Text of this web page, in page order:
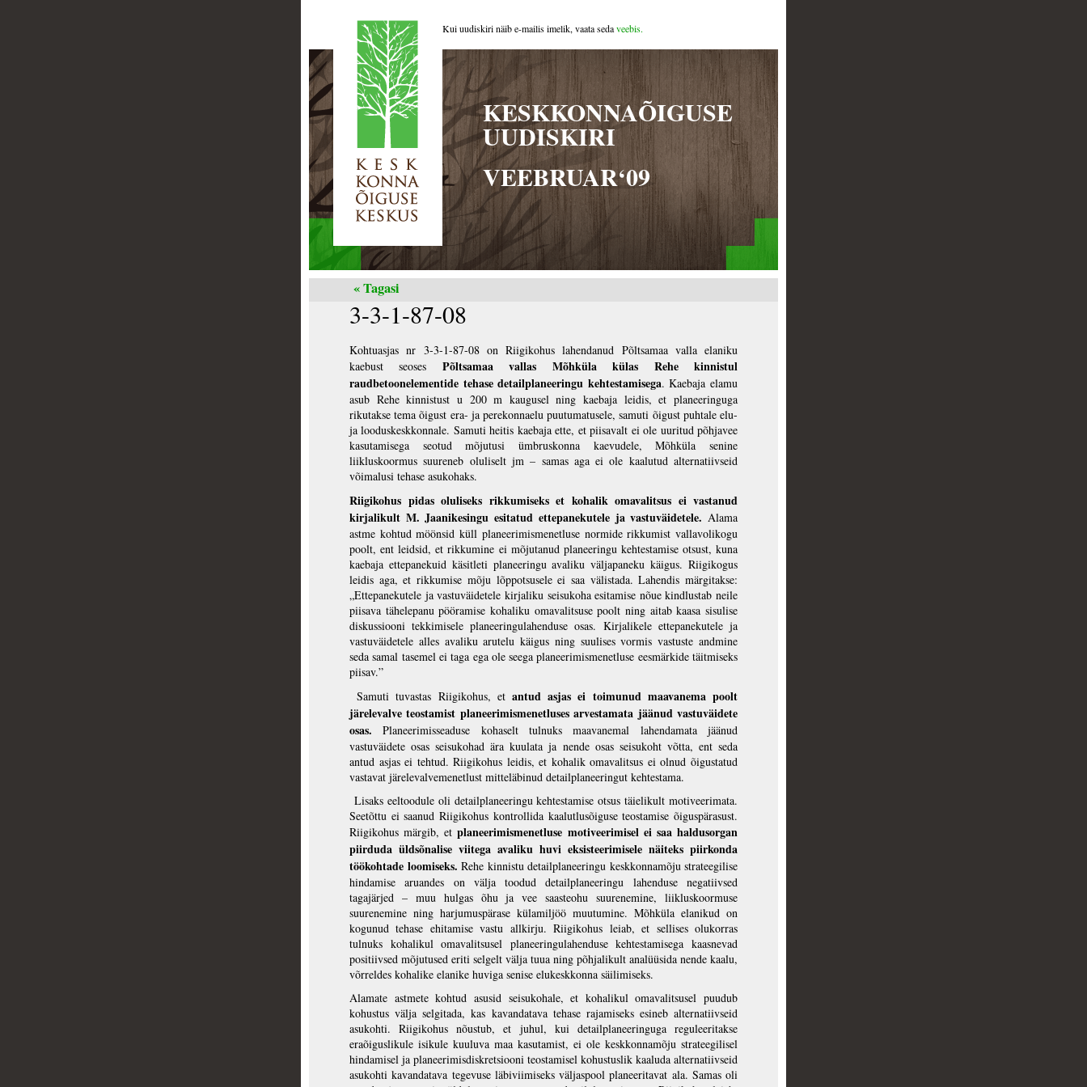
Kui uudiskiri näib e-mailis imelik, vaata sedaveebis.
KESKKONNAÕIGUSE
UUDISKIRI
VEEBRUAR‘09
« Tagasi
3-3-1-87-08
Kohtuasjas nr 3-3-1-87-08 on Riigikohus lahendanud Põltsamaa valla elaniku
kaebust seoses Põltsamaa vallas Mõhküla külas Rehe kinnistul
raudbetoonelementide tehase detailplaneeringu kehtestamisega. Kaebaja elamu
asub Rehe kinnistust u 200 m kaugusel ning kaebaja leidis, et planeeringuga
rikutakse tema õigust era- ja perekonnaelu puutumatusele, samuti õigust puhtale elu-
ja looduskeskkonnale. Samuti heitis kaebaja ette, et piisavalt ei ole uuritud põhjavee
kasutamisega seotud mõjutusi ümbruskonna kaevudele, Mõhküla senine
liikluskoormus suureneb oluliselt jm – samas aga ei ole kaalutud alternatiivseid
võimalusi tehase asukohaks.
Riigikohus pidas oluliseks rikkumiseks et kohalik omavalitsus ei vastanud
kirjalikult M. Jaanikesingu esitatud ettepanekutele ja vastuväidetele. Alama
astme kohtud möönsid küll planeerimismenetluse normide rikkumist vallavolikogu
poolt, ent leidsid, et rikkumine ei mõjutanud planeeringu kehtestamise otsust, kuna
kaebaja ettepanekuid käsitleti planeeringu avaliku väljapaneku käigus. Riigikogus
leidis aga, et rikkumise mõju lõppotsusele ei saa välistada. Lahendis märgitakse:
„Ettepanekutele ja vastuväidetele kirjaliku seisukoha esitamise nõue kindlustab neile
piisava tähelepanu pööramise kohaliku omavalitsuse poolt ning aitab kaasa sisulise
diskussiooni tekkimisele planeeringulahenduse osas. Kirjalikele ettepanekutele ja
vastuväidetele alles avaliku arutelu käigus ning suulises vormis vastuste andmine
seda samal tasemel ei taga ega ole seega planeerimismenetluse eesmärkide täitmiseks
piisav.”
Samuti tuvastas Riigikohus, et antud asjas ei toimunud maavanema poolt
järelevalve teostamist planeerimismenetluses arvestamata jäänud vastuväidete
osas. Planeerimisseaduse kohaselt tulnuks maavanemal lahendamata jäänud
vastuväidete osas seisukohad ära kuulata ja nende osas seisukoht võtta, ent seda
antud asjas ei tehtud. Riigikohus leidis, et kohalik omavalitsus ei olnud õigustatud
vastavat järelevalvemenetlust mitteläbinud detailplaneeringut kehtestama.
Lisaks eeltoodule oli detailplaneeringu kehtestamise otsus täielikult motiveerimata.
Seetõttu ei saanud Riigikohus kontrollida kaalutlusõiguse teostamise õiguspärasust.
Riigikohus märgib, etplaneerimismenetluse motiveerimisel ei saa haldusorgan
piirduda üldsõnalise viitega avaliku huvi eksisteerimisele näiteks piirkonda
töökohtade loomiseks. Rehe kinnistu detailplaneeringu keskkonnamõju strateegilise
hindamise aruandes on välja toodud detailplaneeringu lahenduse negatiivsed
tagajärjed – muu hulgas õhu ja vee saasteohu suurenemine, liikluskoormuse
suurenemine ning harjumuspärase külamiljöö muutumine. Mõhküla elanikud on
kogunud tehase ehitamise vastu allkirju. Riigikohus leiab, et sellises olukorras
tulnuks kohalikul omavalitsusel planeeringulahenduse kehtestamisega kaasnevad
positiivsed mõjutused eriti selgelt välja tuua ning põhjalikult analüüsida nende kaalu,
võrreldes kohalike elanike huviga senise elukeskkonna säilimiseks.
Alamate astmete kohtud asusid seisukohale, et kohalikul omavalitsusel puudub
kohustus välja selgitada, kas kavandatava tehase rajamiseks esineb alternatiivseid
asukohti. Riigikohus nõustub, et juhul, kui detailplaneeringuga reguleeritakse
eraõiguslikule isikule kuuluva maa kasutamist, ei ole keskkonnamõju strateegilisel
hindamisel ja planeerimisdiskretsiooni teostamisel kohustuslik kaaluda alternatiivseid
asukohti kavandatava tegevuse läbiviimiseks väljaspool planeeritavat ala. Samas oli